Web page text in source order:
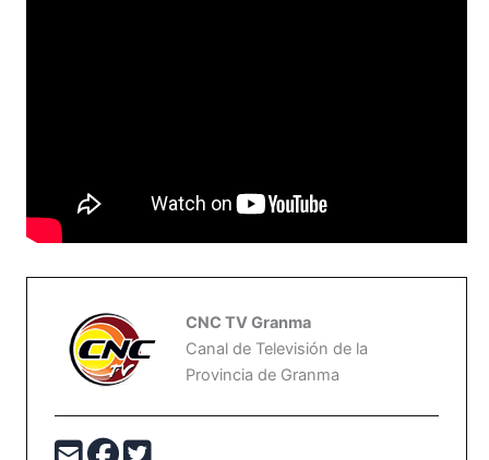
CNC TV Granma
Canal de Televisión de la
Provincia de Granma